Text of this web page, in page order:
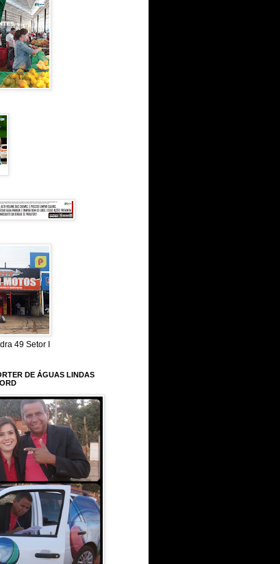
49 Setor I
DE ÁGUAS LINDAS